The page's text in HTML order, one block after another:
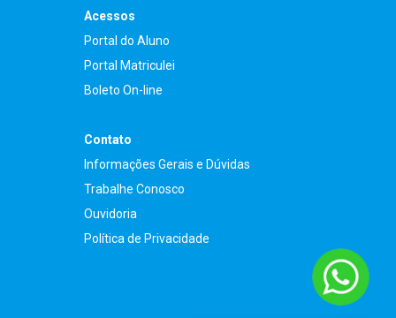
Acessos
Portal do Aluno
Portal Matriculei
Boleto On-line
Contato
Informações Gerais e Dúvidas
Trabalhe Conosco
Ouvidoria
Política de Privacidade